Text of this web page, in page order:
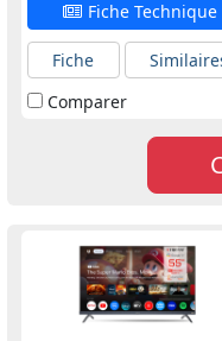
Fiche Technique
Fiche
Comparer